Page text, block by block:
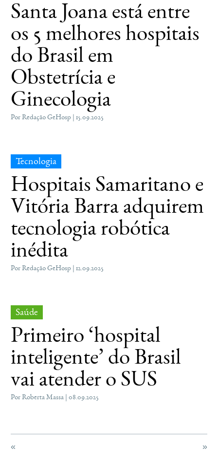
Santa Joana está entre
os 5 melhores hospitais
do Brasil em
Obstetrícia e
Ginecologia
Por Redação GeHosp | 15.09.2025
Tecnologia
Hospitais Samaritano e
Vitória Barra adquirem
tecnologia robótica
inédita
Por Redação GeHosp | 12.09.2025
Saúde
Primeiro ‘hospital
inteligente’ do Brasil
vai atender o SUS
Por Roberta Massa | 08.09.2025
« »